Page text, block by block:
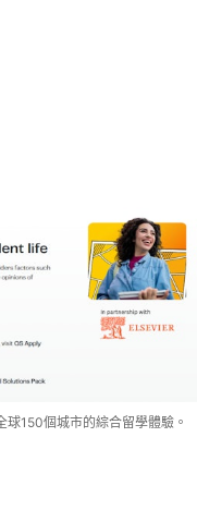
150個城市的綜合留學體驗。